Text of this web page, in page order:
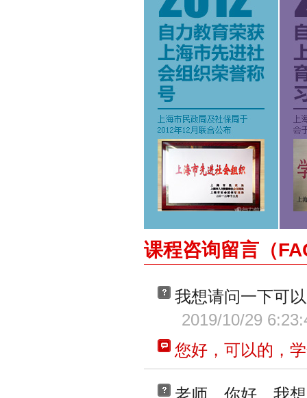
课程咨询留言（
我想请问一下可
2019/10/29
您好，可以的，
老师，你好，我